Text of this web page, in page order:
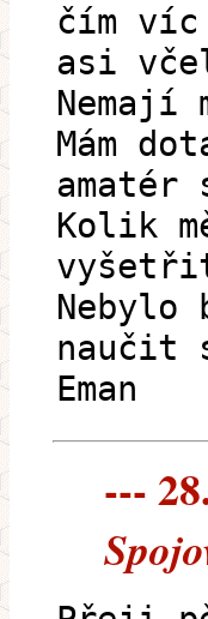
čím víc
asi
Nemají
Mám
amatér
Kolik
naučit
Eman
---